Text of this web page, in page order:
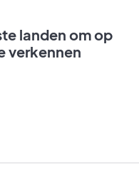
landen om op
verkennen